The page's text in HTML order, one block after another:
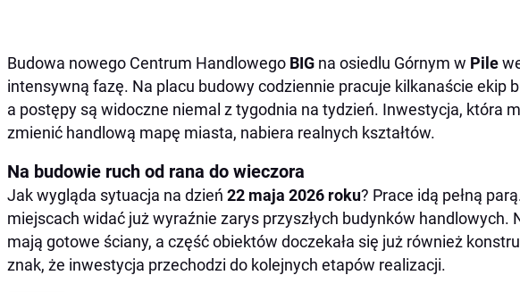
Budowa nowego Centrum Handlowego BIG na osiedlu Górnym w Pile
intensywną fazę. Na placu budowy codziennie pracuje kilkanaście ekip
a postępy są widoczne niemal z tygodnia na tydzień. Inwestycja, która
zmienić handlową mapę miasta, nabiera realnych kształtów.
Na budowie ruch od rana do wieczora
Jak wygląda sytuacja na dzień 22 maja 2026 roku? Prace idą pełną
miejscach widać już wyraźnie zarys przyszłych budynków handlowych.
mają gotowe ściany, a część obiektów doczekała się już również
znak, że inwestycja przechodzi do kolejnych etapów realizacji.